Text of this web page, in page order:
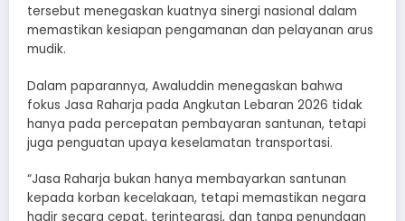
tersebut menegaskan kuatnya sinergi nasional dalam
memastikan kesiapan pengamanan dan pelayanan arus
mudik.
Dalam paparannya, Awaluddin menegaskan bahwa
fokus Jasa Raharja pada Angkutan Lebaran 2026 tidak
hanya pada percepatan pembayaran santunan, tetapi
juga penguatan upaya keselamatan transportasi.
“Jasa Raharja bukan hanya membayarkan santunan
kepada korban kecelakaan, tetapi memastikan negara
hadir secara cepat, terintegrasi, dan tanpa penundaan